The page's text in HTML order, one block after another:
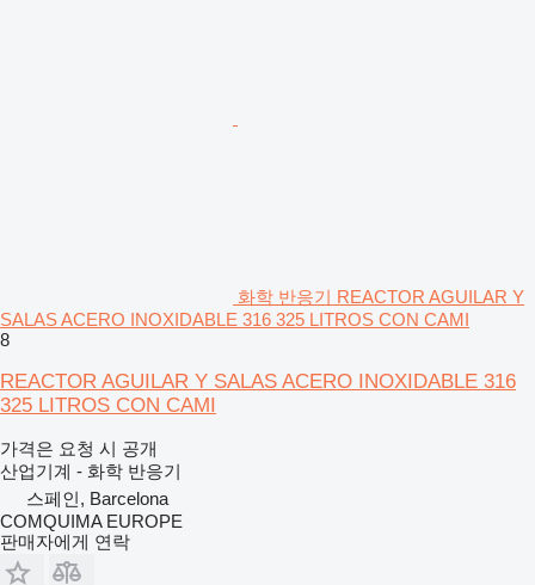
화학 반응기 REACTOR AGUILAR Y
SALAS ACERO INOXIDABLE 316 325 LITROS CON CAMI
8
REACTOR AGUILAR Y SALAS ACERO INOXIDABLE 316
325 LITROS CON CAMI
가격은 요청 시 공개
산업기계 - 화학 반응기
스페인, Barcelona
COMQUIMA EUROPE
판매자에게 연락